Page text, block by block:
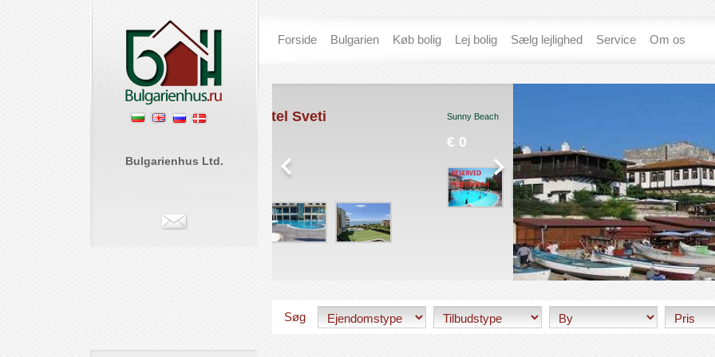
Bulgarienhus Ltd.
Forside Bulgarien Køb bolig Lej bolig Sælg lejlighed Service Om os
Grand Hotel Sveti
Sunny Beach
€ 75 986
Søg